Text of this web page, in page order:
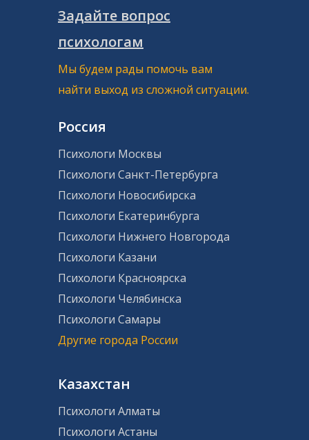
Задайте вопрос
психологам
Мы будем рады помочь вам
найти выход из сложной ситуации.
Россия
Психологи Москвы
Психологи Санкт-Петербурга
Психологи Новосибирска
Психологи Екатеринбурга
Психологи Нижнего Новгорода
Психологи Казани
Психологи Красноярска
Психологи Челябинска
Психологи Самары
Другие города России
Казахстан
Психологи Алматы
Психологи Астаны